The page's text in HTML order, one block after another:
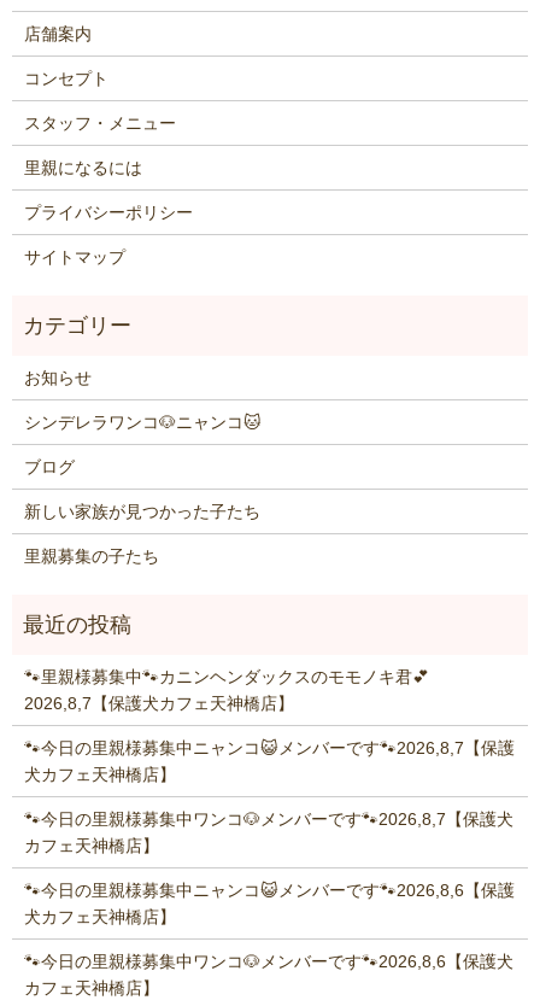
店舗案内
コンセプト
スタッフ・メニュー
里親になるには
プライバシーポリシー
サイトマップ
お知らせ
シンデレラワンコ🐶ニャンコ🐱
ブログ
新しい家族が見つかった子たち
里親募集の子たち
🐾里親様募集中🐾カニンヘンダックスのモモノキ君💕
2026,8,7【保護犬カフェ天神橋店】
🐾今日の里親様募集中ニャンコ😺メンバーです🐾2026,8,7【保護
犬カフェ天神橋店】
🐾今日の里親様募集中ワンコ🐶メンバーです🐾2026,8,7【保護犬
カフェ天神橋店】
🐾今日の里親様募集中ニャンコ😺メンバーです🐾2026,8,6【保護
犬カフェ天神橋店】
🐾今日の里親様募集中ワンコ🐶メンバーです🐾2026,8,6【保護犬
カフェ天神橋店】